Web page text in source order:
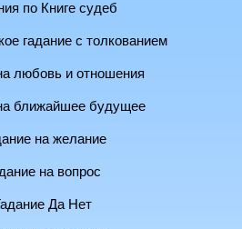
по Книге судеб
гадание с толкованием
любовь и отношения
ближайшее будущее
на желание
на вопрос
Да Нет